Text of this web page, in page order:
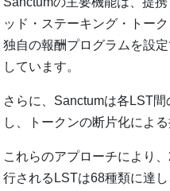
ッド・ステーキング・トー
独自の報酬プログラムを設
しています。
さらに、Sanctumは各LST
し、トークンの断片化によ
これらのアプローチにより
行されるLSTは68種類に達